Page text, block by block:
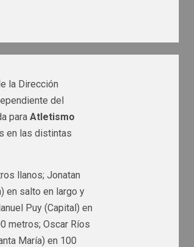
la Dirección
del
para Atletismo
en las distintas
llanos; Jonatan
en salto en largo y
Puy (Capital) en
metros; Oscar Ríos
María) en 100